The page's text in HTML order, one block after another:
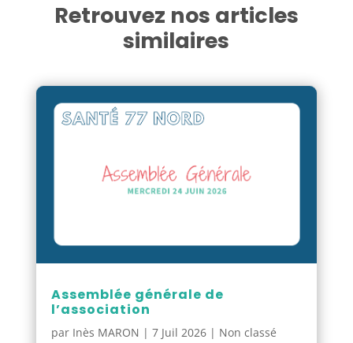
Retrouvez nos articles
similaires
Assemblée générale de
l’association
par Inès MARON | 7 Juil 2026| Non classé